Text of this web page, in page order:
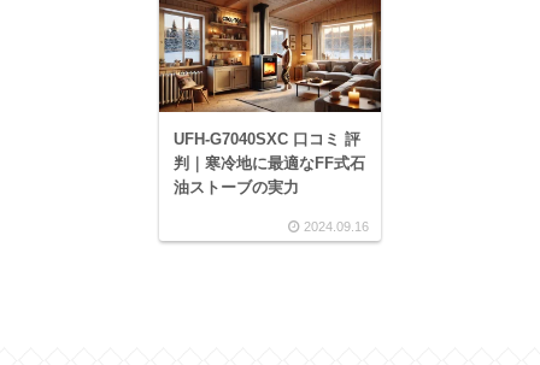
UFH-G7040SXC 口コミ 評
判｜寒冷地に最適なFF式石
油ストーブの実力
2024.09.16